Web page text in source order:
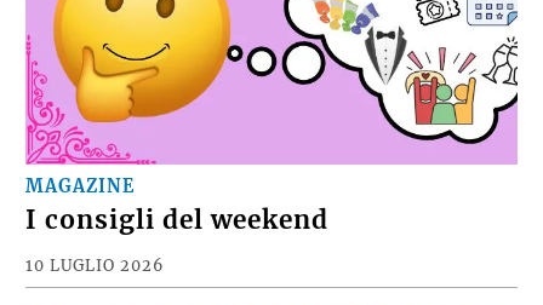
MAGAZINE
I consigli del weekend
10 LUGLIO 2026